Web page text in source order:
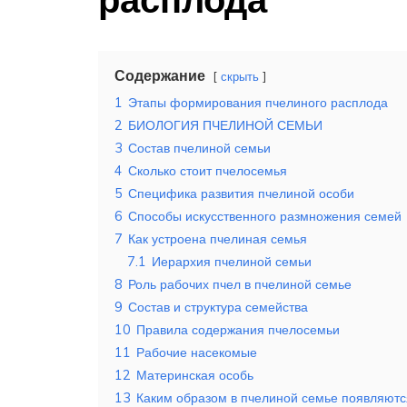
Содержание скрыть
1 Этапы формирования пчелиного расплода
2 БИОЛОГИЯ ПЧЕЛИНОЙ СЕМЬИ
3 Состав пчелиной семьи
4 Сколько стоит пчелосемья
5 Специфика развития пчелиной особи
6 Способы искусственного размножения семей
7 Как устроена пчелиная семья
7.1 Иерархия пчелиной семьи
8 Роль рабочих пчел в пчелиной семье
9 Состав и структура семейства
10 Правила содержания пчелосемьи
11 Рабочие насекомые
12 Материнская особь
13 Каким образом в пчелиной семье